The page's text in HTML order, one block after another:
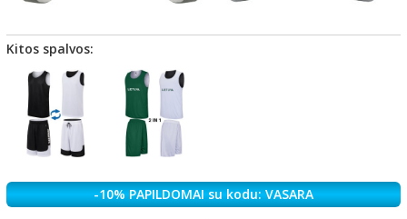
Kitos spalvos:
-10% PAPILDOMAI su kodu: VASARA